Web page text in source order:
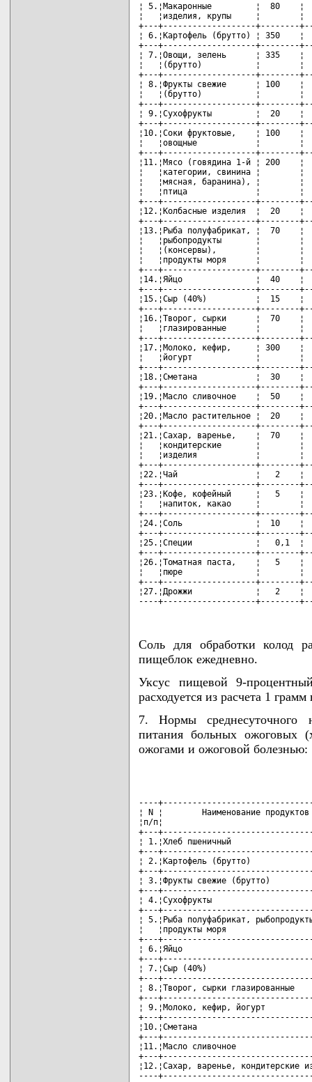
¦ 5.¦Макаронные         ¦  80
¦   ¦изделия, крупы     ¦
+---+-------------------+--------
¦ 6.¦Картофель (брутто) ¦ 350
+---+-------------------+--------
¦ 7.¦Овощи, зелень      ¦ 335
¦   ¦(брутто)           ¦
+---+-------------------+--------
¦ 8.¦Фрукты свежие      ¦ 100
¦   ¦(брутто)           ¦
+---+-------------------+--------
¦ 9.¦Сухофрукты         ¦  20
+---+-------------------+--------
¦10.¦Соки фруктовые,    ¦ 100
¦   ¦овощные            ¦
+---+-------------------+--------
¦11.¦Мясо (говядина 1-й ¦ 200
¦   ¦категории, свинина ¦
¦   ¦мясная, баранина), ¦
¦   ¦птица              ¦
+---+-------------------+--------
¦12.¦Колбасные изделия  ¦
+---+-------------------+--------
¦13.¦Рыба полуфабрикат, ¦
¦   ¦рыбопродукты       ¦
¦   ¦(консервы),        ¦
¦   ¦продукты моря      ¦
+---+-------------------+--------
¦14.¦Яйцо               ¦  40
+---+-------------------+--------
¦15.¦Сыр (40%)          ¦  15
+---+-------------------+--------
¦16.¦Творог, сырки      ¦  70
¦   ¦глазированные      ¦
+---+-------------------+--------
¦17.¦Молоко, кефир,     ¦ 300
¦   ¦йогурт             ¦
+---+-------------------+--------
¦18.¦Сметана            ¦  30
+---+-------------------+--------
¦19.¦Масло сливочное    ¦  50
+---+-------------------+--------
¦20.¦Масло растительное ¦
+---+-------------------+--------
¦21.¦Сахар, варенье,    ¦  70
¦   ¦кондитерские       ¦
¦   ¦изделия            ¦
+---+-------------------+--------
¦22.¦Чай                ¦   2
+---+-------------------+--------
¦23.¦Кофе, кофейный     ¦   5
¦   ¦напиток, какао     ¦
+---+-------------------+--------
¦24.¦Соль               ¦  10
+---+-------------------+--------
¦25.¦Специи             ¦   0,1  ¦
+---+-------------------+--------
¦26.¦Томатная паста,    ¦
¦   ¦пюре               ¦
+---+-------------------+--------
¦27.¦Дрожжи             ¦   2
----+-------------------+--------
Соль для обработки колод
пищеблок ежедневно.
Уксус пищевой 9-
расходуется из расчета 1
7. Нормы среднесуточного
питания больных ожоговых
ожогами и ожоговой болезнью:
----
¦ N ¦        Наименование
¦п/п¦
+---
¦ 1.¦Хлеб пшеничный
+---
¦ 2.¦Картофель (брутто)
+---
¦ 3.¦Фрукты свежие
+---
¦ 4.¦Сухофрукты
+---
¦ 5.¦Рыба полуфабрикат,
¦   ¦продукты моря
+---
¦ 6.¦Яйцо
+---
¦ 7.¦Сыр (40%)
+---
¦ 8.¦Творог, сырки
+---
¦ 9.¦Молоко, кефир, йогурт
+---
¦10.¦Сметана
+---
¦11.¦Масло сливочное
+---
¦12.¦Сахар, варенье,
----